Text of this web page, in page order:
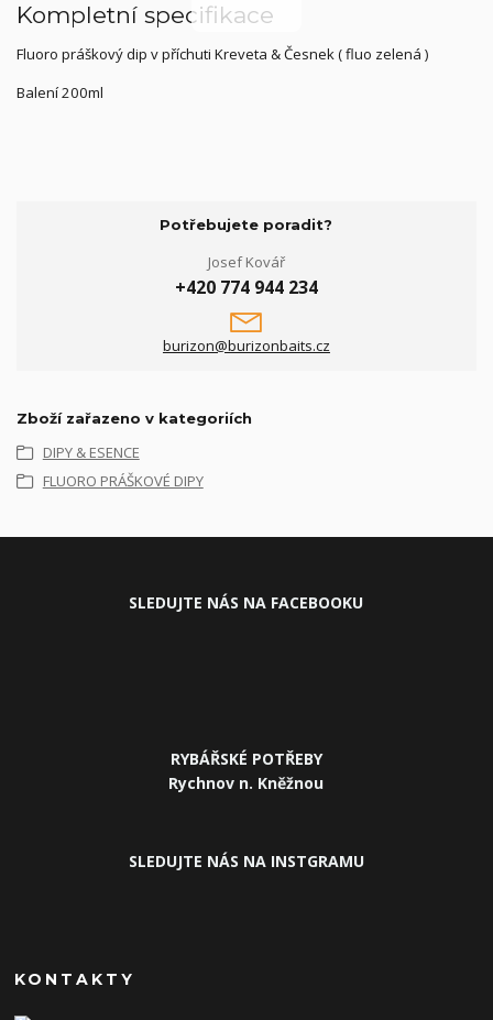
Kompletní specifikace
Fluoro práškový dip v příchuti Kreveta & Česnek ( fluo zelená )
Balení 200ml
Potřebujete poradit?
Josef Kovář
+420 774 944 234
burizon@burizonbaits.cz
Zboží zařazeno v kategoriích
DIPY & ESENCE
FLUORO PRÁŠKOVÉ DIPY
SLEDUJTE NÁS NA FACEBOOKU
RYBÁŘSKÉ POTŘEBY
Rychnov n. Kněžnou
SLEDUJTE NÁS NA INSTGRAMU
KONTAKTY